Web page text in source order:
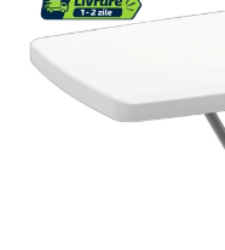
Baterii bideu si dus igienic
Accesorii baterii
Sisteme de dus